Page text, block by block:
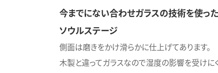
今までにない合わせガラスの技術を使った
ソウルステージ
側面は磨きをかけ滑らかに仕上げてあります。
木製と違ってガラスなので湿度の影響を受けに